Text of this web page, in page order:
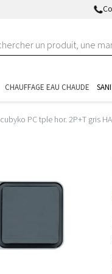
CHAUFFAGE EAU CHAUDE
cubyko PC tple hor. 2P+T gris